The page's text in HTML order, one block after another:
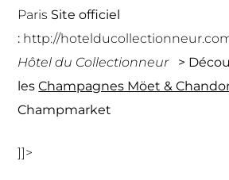
Paris Site officiel
: http://
Hôtel du Collectionneur
>
lesChampagnes Möet &
Champmarket
]]>